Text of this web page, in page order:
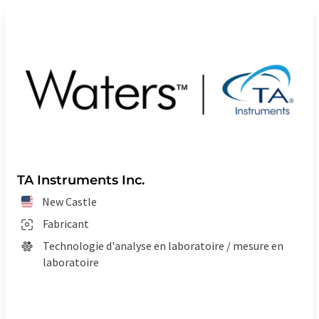
TA Instruments Inc.
New Castle
Fabricant
Technologie d'analyse en laboratoire / mesure en
laboratoire